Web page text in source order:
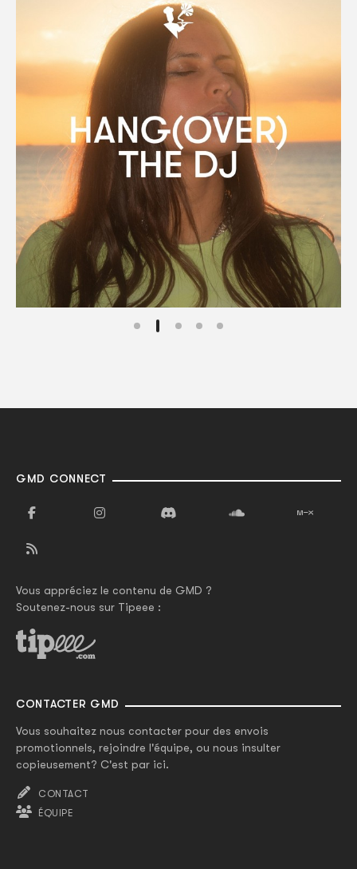
GMD CONNECT
Vous appréciez le contenu de GMD ?
Soutenez-nous sur Tipeee :
CONTACTER GMD
Vous souhaitez nous contacter pour des envois
promotionnels, rejoindre l'équipe, ou nous insulter
copieusement? C'est par ici.
CONTACT
ÉQUIPE